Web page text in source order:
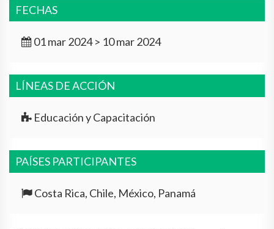
FECHAS
01 mar 2024 > 10 mar 2024
LÍNEAS DE ACCIÓN
Educación y Capacitación
PAÍSES PARTICIPANTES
Costa Rica, Chile, México, Panamá